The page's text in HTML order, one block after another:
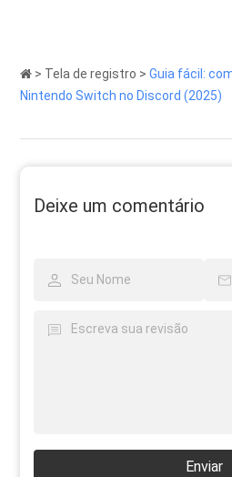
> Tela de registro >Guia fácil:
Nintendo Switch no Discord (2025)
Deixe um comentário
Enviar